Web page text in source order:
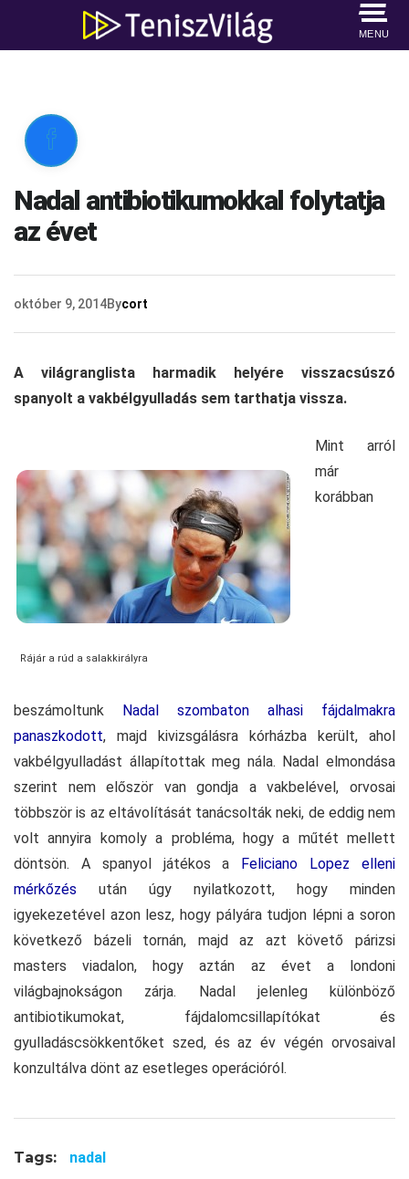
MENU

Nadal antibiotikumokkal folytatja
az évet
október 9, 2014Bycort
A világranglista harmadik helyére visszacsúszó
spanyolt a vakbélgyulladás sem tarthatja vissza.
Rájár a rúd a salakkirályra
Mint arról
már
korábban
beszámoltunk Nadal szombaton alhasi fájdalmakra
panaszkodott, majd kivizsgálásra kórházba került, ahol
vakbélgyulladást állapítottak meg nála. Nadal elmondása
szerint nem először van gondja a vakbelével, orvosai
többször is az eltávolítását tanácsolták neki, de eddig nem
volt annyira komoly a probléma, hogy a műtét mellett
döntsön. A spanyol játékos a Feliciano Lopez elleni
mérkőzés után úgy nyilatkozott, hogy minden
igyekezetével azon lesz, hogy pályára tudjon lépni a soron
következő bázeli tornán, majd az azt követő párizsi
masters viadalon, hogy aztán az évet a londoni
világbajnokságon zárja. Nadal jelenleg különböző
antibiotikumokat, fájdalomcsillapítókat és
gyulladáscsökkentőket szed, és az év végén orvosaival
konzultálva dönt az esetleges operációról.
Tags: nadal